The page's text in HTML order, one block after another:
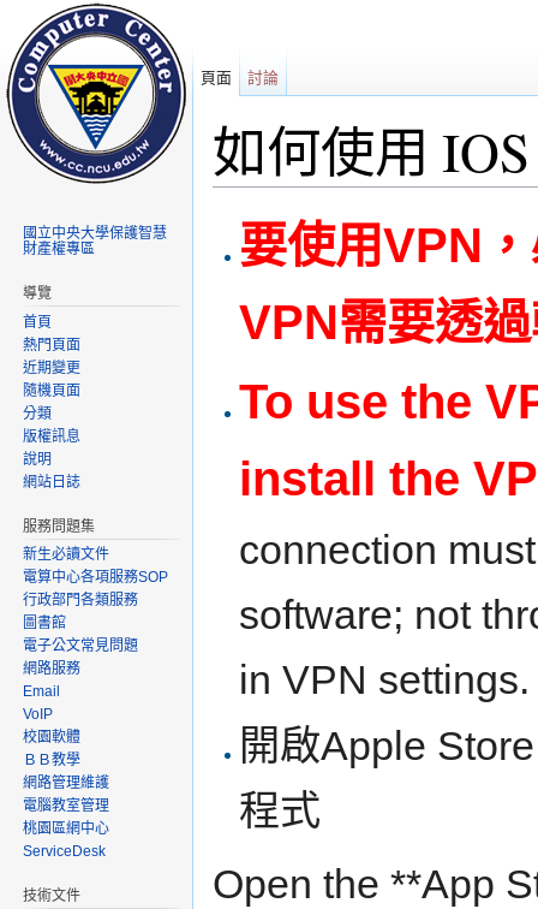
如何使用
要使用VPN
VPN需要透
To use the
install the
connection
software; not
in VPN settings.
開啟Apple
程式
Open the **App
頁面 討論
國立中央大學保護智慧
財產權專區
導覽
首頁
熱門頁面
近期變更
隨機頁面
分類
版權訊息
說明
網站日誌
服務問題集
新生必讀文件
電算中心各項服務SOP
行政部門各類服務
圖書館
電子公文常見問題
網路服務
Email
VoIP
校園軟體
ＢＢ教學
網路管理維護
電腦教室管理
桃園區網中心
ServiceDesk
技術文件